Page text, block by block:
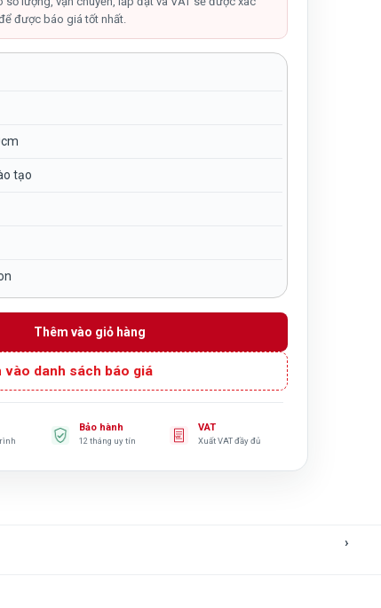
là:
17,500,000₫.
được báo giá tốt nhất.
tạo
nhựa nhập khẩu TP11-007 số lượng
Thêm vào giỏ hàng
vào danh sách báo giá
Bảo hành
12 tháng uy tín
VAT
Xuất VAT đầy đủ
›